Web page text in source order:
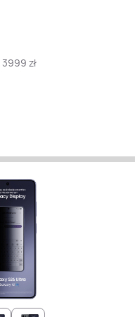
3999 zł